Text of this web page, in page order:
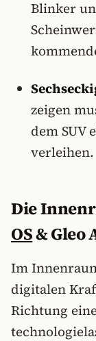
Blinker
zeigen
dem SUV
verleihen.
Die
OS& Gleo
Im
digitalen
Richtung